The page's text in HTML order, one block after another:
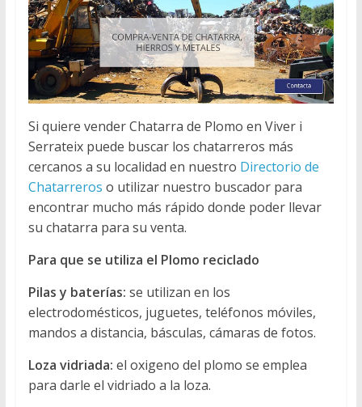
Si quiere vender Chatarra de Plomo en Viver i
Serrateix puede buscar los chatarreros más
cercanos a su localidad en nuestro Directorio de
Chatarreros o utilizar nuestro buscador para
encontrar mucho más rápido donde poder llevar
su chatarra para su venta.
Para que se utiliza el Plomo reciclado
Pilas y baterías: se utilizan en los
electrodomésticos, juguetes, teléfonos móviles,
mandos a distancia, básculas, cámaras de fotos.
Loza vidriada: el oxigeno del plomo se emplea
para darle el vidriado a la loza.